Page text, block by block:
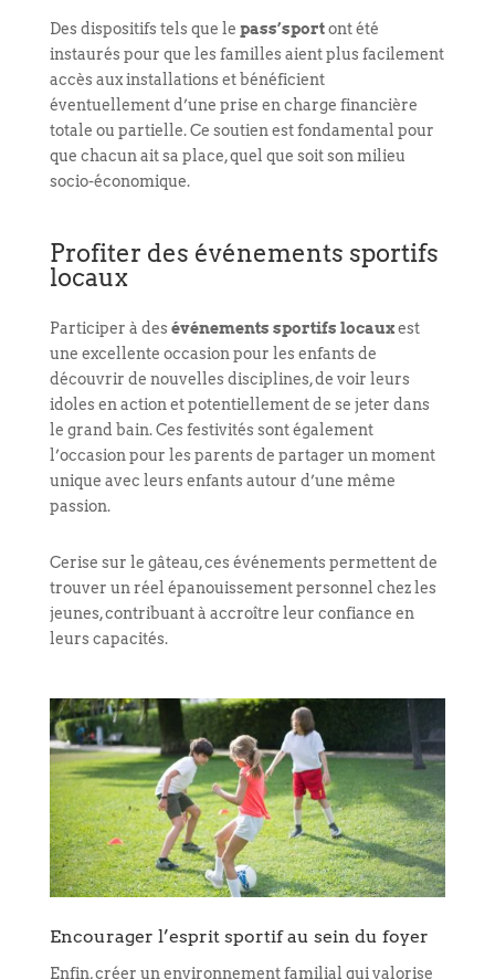
Des dispositifs tels que le pass’sportont été
instaurés pour que les familles aient plus facilement
accès aux installations et bénéficient
éventuellement d’une prise en charge financière
totale ou partielle. Ce soutien est fondamental pour
que chacun ait sa place, quel que soit son milieu
socio-économique.
Profiter des événements sportifs
locaux
Participer à desévénements sportifs locauxest
une excellente occasion pour les enfants de
découvrir de nouvelles disciplines, de voir leurs
idoles en action et potentiellement de se jeter dans
le grand bain. Ces festivités sont également
l’occasion pour les parents de partager un moment
unique avec leurs enfants autour d’une même
passion.
Cerise sur le gâteau, ces événements permettent de
trouver un réel épanouissement personnel chez les
jeunes, contribuant à accroître leur confiance en
leurs capacités.
Encourager l’esprit sportif au sein du foyer
Enfin, créer un environnement familial qui valorise